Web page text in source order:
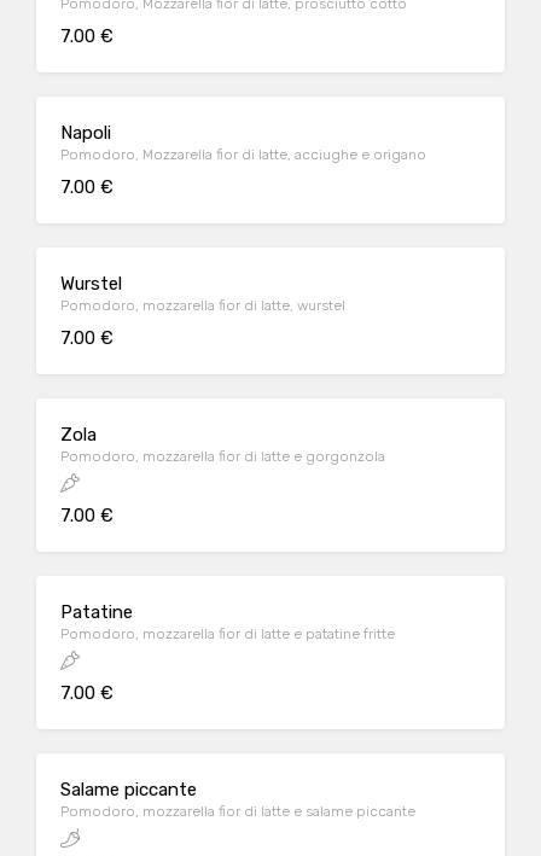
Pomodoro, Mozzarella fior di latte, prosciutto cotto
7.00 €
Napoli
Pomodoro, Mozzarella fior di latte, acciughe e origano
7.00 €
Wurstel
Pomodoro, mozzarella fior di latte, wurstel
7.00 €
Zola
Pomodoro, mozzarella fior di latte e gorgonzola
7.00 €
Patatine
Pomodoro, mozzarella fior di latte e patatine fritte
7.00 €
Salame piccante
Pomodoro, mozzarella fior di latte e salame piccante